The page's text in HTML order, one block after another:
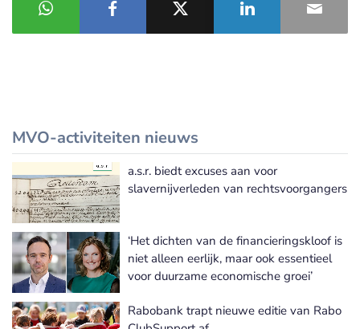
MVO-activiteiten nieuws
Meer MVO-activiteiten nieuws
a.s.r. biedt excuses aan voor
slavernijverleden van rechtsvoorgangers
‘Het dichten van de financieringskloof is
niet alleen eerlijk, maar ook essentieel
voor duurzame economische groei’
Rabobank trapt nieuwe editie van Rabo